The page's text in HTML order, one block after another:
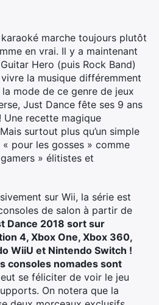
marche toujours plutôt
en vrai. Il y a maintenant
Hero (puis Rock Band)
la musique différemment
mode de ce genre de jeux
Just Dance fête ses 9 ans
Une recette magique
surtout plus qu’un simple
pour les gosses » comme
» élitistes et
sur Wii, la série est
de salon à partir de
Dance 2018 sort sur
4, Xbox One, Xbox 360,
WiiU et Nintendo Switch !
consoles nomades sont
se féliciter de voir le jeu
On notera que la